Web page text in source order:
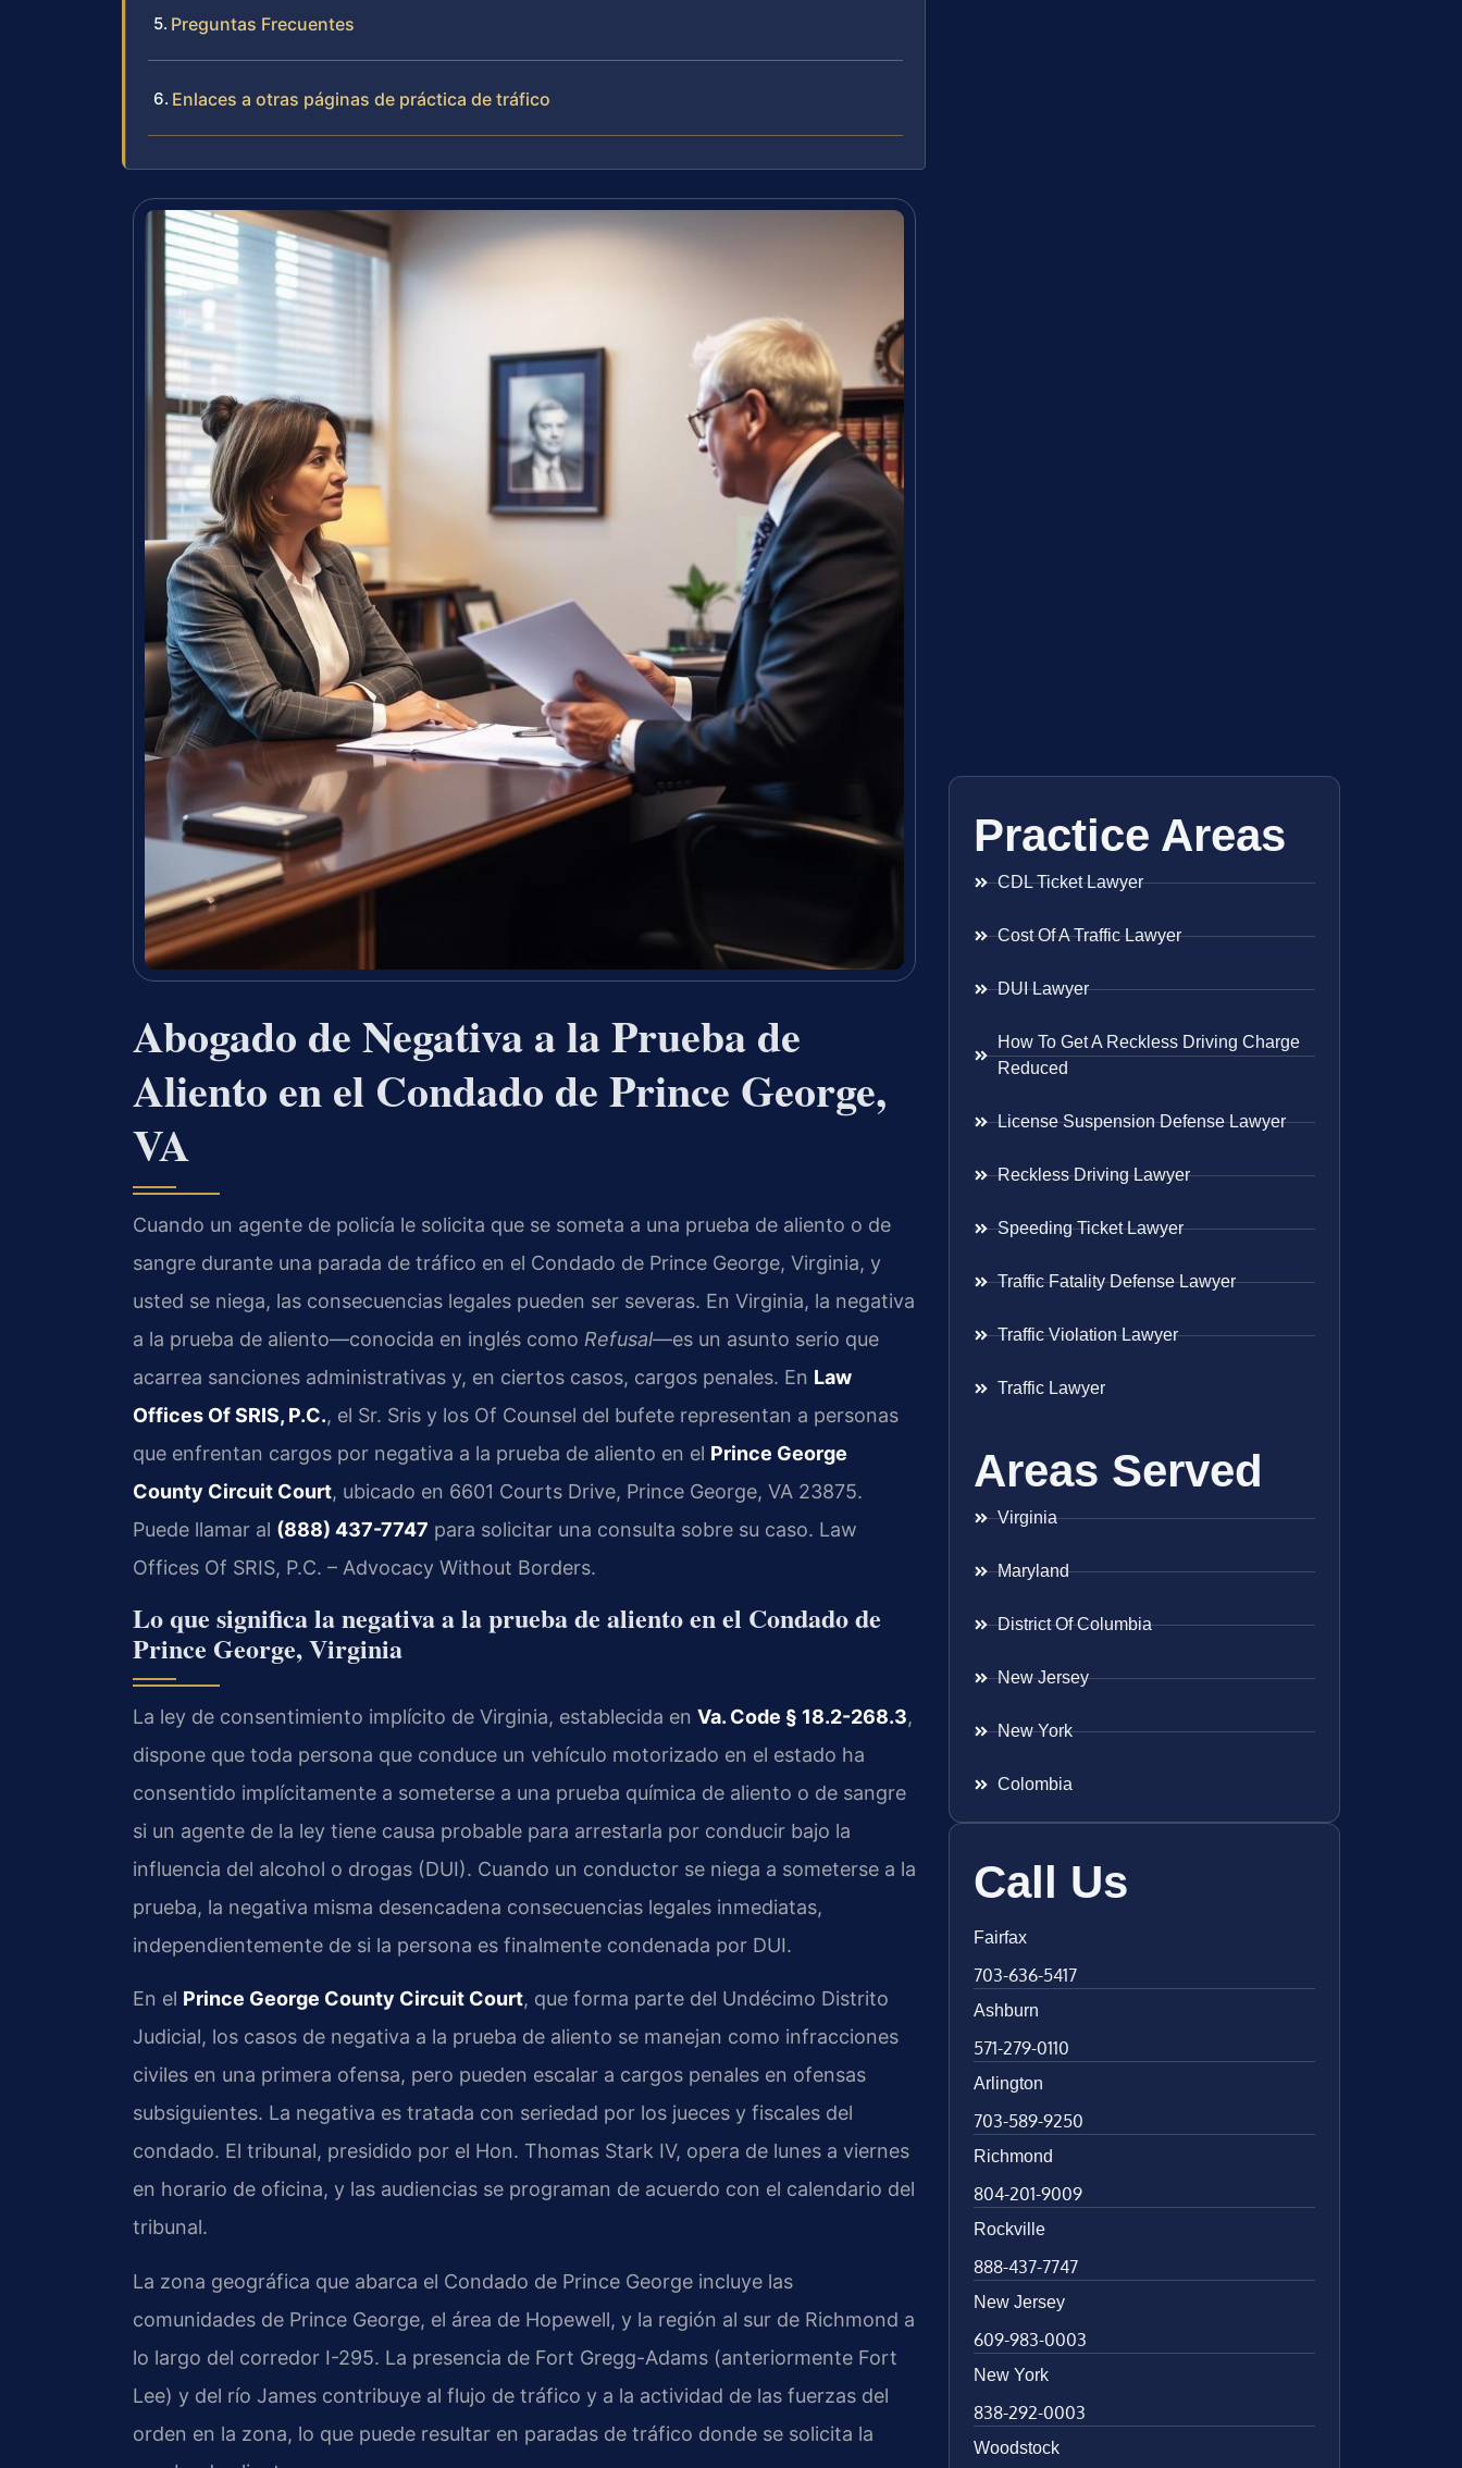
Preguntas Frecuentes
Enlaces a otras páginas de práctica de tráfico
Abogado de Negativa a la Prueba de
Aliento en el Condado de Prince George,
VA
Cuando un agente de policía le solicita que se someta a una prueba de aliento o de
sangre durante una parada de tráfico en el Condado de Prince George, Virginia, y
usted se niega, las consecuencias legales pueden ser severas. En Virginia, la negativa
a la prueba de aliento—conocida en inglés como Refusal—es un asunto serio que
acarrea sanciones administrativas y, en ciertos casos, cargos penales. En Law
Offices Of SRIS, P.C., el Sr. Sris y los Of Counsel del bufete representan a personas
que enfrentan cargos por negativa a la prueba de aliento en el Prince George
County Circuit Court, ubicado en 6601 Courts Drive, Prince George, VA 23875.
Puede llamar al (888) 437-7747 para solicitar una consulta sobre su caso. Law
Offices Of SRIS, P.C. – Advocacy Without Borders.
Lo que significa la negativa a la prueba de aliento en el Condado de
Prince George, Virginia
La ley de consentimiento implícito de Virginia, establecida en Va. Code § 18.2-268.3,
dispone que toda persona que conduce un vehículo motorizado en el estado ha
consentido implícitamente a someterse a una prueba química de aliento o de sangre
si un agente de la ley tiene causa probable para arrestarla por conducir bajo la
influencia del alcohol o drogas (DUI). Cuando un conductor se niega a someterse a la
prueba, la negativa misma desencadena consecuencias legales inmediatas,
independientemente de si la persona es finalmente condenada por DUI.
En el Prince George County Circuit Court, que forma parte del Undécimo Distrito
Judicial, los casos de negativa a la prueba de aliento se manejan como infracciones
civiles en una primera ofensa, pero pueden escalar a cargos penales en ofensas
subsiguientes. La negativa es tratada con seriedad por los jueces y fiscales del
condado. El tribunal, presidido por el Hon. Thomas Stark IV, opera de lunes a viernes
en horario de oficina, y las audiencias se programan de acuerdo con el calendario del
tribunal.
La zona geográfica que abarca el Condado de Prince George incluye las
comunidades de Prince George, el área de Hopewell, y la región al sur de Richmond a
lo largo del corredor I-295. La presencia de Fort Gregg-Adams (anteriormente Fort
Lee) y del río James contribuye al flujo de tráfico y a la actividad de las fuerzas del
orden en la zona, lo que puede resultar en paradas de tráfico donde se solicita la
Practice Areas
CDL Ticket Lawyer
Cost Of A Traffic Lawyer
DUI Lawyer
How To Get A Reckless Driving Charge
Reduced
License Suspension Defense Lawyer
Reckless Driving Lawyer
Speeding Ticket Lawyer
Traffic Fatality Defense Lawyer
Traffic Violation Lawyer
Traffic Lawyer
Areas Served
Virginia
Maryland
District Of Columbia
New Jersey
New York
Colombia
Call Us
Fairfax
703-636-5417
Ashburn
571-279-0110
Arlington
703-589-9250
Richmond
804-201-9009
Rockville
888-437-7747
New Jersey
609-983-0003
New York
838-292-0003
Woodstock